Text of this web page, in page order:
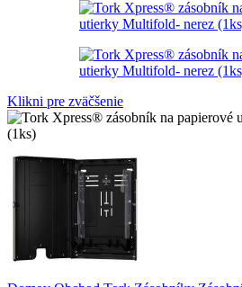
Klikni pre zväčšenie